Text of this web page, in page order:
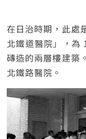
在日治時期，此處
北鐵道醫院」，為
磚造的兩層樓建築
北鐵路醫院。